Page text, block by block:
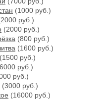
(1000 руб.)
руб.)
(2000 руб.)
(800 руб.)
(1600 руб.)
(1500 руб.)
руб.)
руб.)
(3000 руб.)
(16000 руб.)